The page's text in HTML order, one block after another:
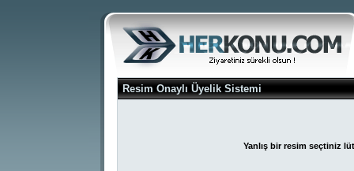
Resim Onaylı Üyelik Sistemi
Yanlış bir resim seçtiniz